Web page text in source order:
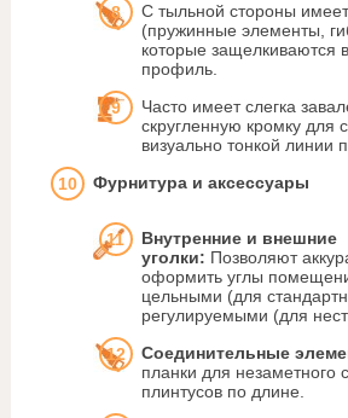
С тыльной стороны
(пружинные элементы,
которые защелкиваются
профиль.
Часто имеет слегка
скругленную кромку для
визуально тонкой линии
Фурнитура и аксессуары
Внутренние и внешние
уголки: Позволяют
оформить углы
цельными (для
регулируемыми (для
Соединительные
планки для незаметного
плинтусов по длине.